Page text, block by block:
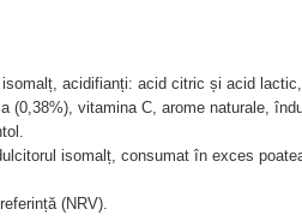
isomalț, acidifianți: acid citric și acid
(0,38%), vitamina C, arome naturale,
isomalț, consumat în exces
(NRV).